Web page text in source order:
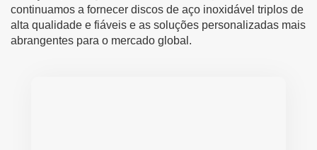
continuamos a fornecer discos de aço inoxidável triplos de
alta qualidade e fiáveis e as soluções personalizadas mais
abrangentes para o mercado global.